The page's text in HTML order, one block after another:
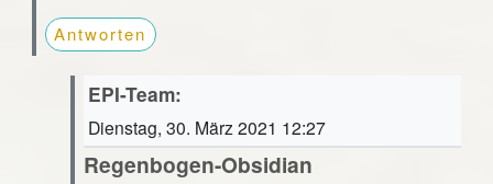
Antworten
EPI-Team:
Dienstag, 30. März 2021 12:27
Regenbogen-Obsidian